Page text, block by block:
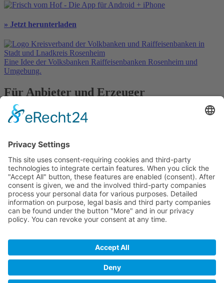
» Jetzt herunterladen
Eine Idee der Volksbanken Raiffeisenbanken Rosenheim und
Umgebung.
Für Anbieter und Erzeuger
» Ihre Werbung
In Kooperation mit
Kontakt
Registrieren
Ihre Werbung bei Frisch vom Hof
Frisch vom Hof - Die App